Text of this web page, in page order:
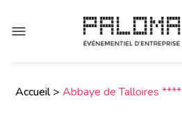
Accueil>Abbaye de Talloires ****